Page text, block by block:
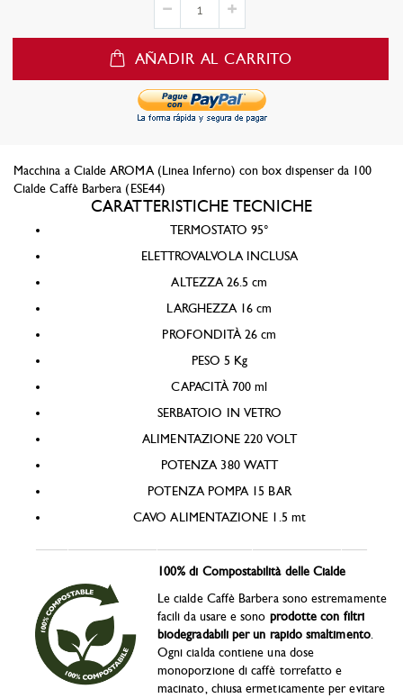
Macchina a Cialde AROMA (Linea Inferno) con box dispenser da 100
Cialde Caffè Barbera (ESE44)
CARATTERISTICHE TECNICHE
TERMOSTATO 95°
ELETTROVALVOLA INCLUSA
ALTEZZA 26.5 cm
LARGHEZZA 16 cm
PROFONDITÀ 26 cm
PESO 5 Kg
CAPACITÀ 700 ml
SERBATOIO IN VETRO
ALIMENTAZIONE 220 VOLT
POTENZA 380 WATT
POTENZA POMPA 15 BAR
CAVO ALIMENTAZIONE 1.5 mt
100% di Compostabilità delle Cialde
Le cialde Caffè Barbera sono estremamente
facili da usare e sono prodotte con filtri
biodegradabili per un rapido smaltimento.
Ogni cialda contiene una dose
monoporzione di caffè torrefatto e
macinato, chiusa ermeticamente per evitare
AÑADIR AL CARRITO